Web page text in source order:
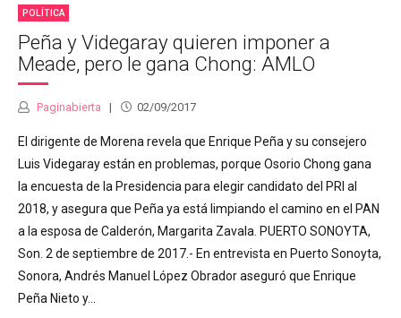
POLÍTICA
Peña y Videgaray quieren imponer a
Meade, pero le gana Chong: AMLO
Paginabierta 02/09/2017
El dirigente de Morena revela que Enrique Peña y su consejero
Luis Videgaray están en problemas, porque Osorio Chong gana
la encuesta de la Presidencia para elegir candidato del PRI al
2018, y asegura que Peña ya está limpiando el camino en el PAN
a la esposa de Calderón, Margarita Zavala. PUERTO SONOYTA,
Son. 2 de septiembre de 2017.- En entrevista en Puerto Sonoyta,
Sonora, Andrés Manuel López Obrador aseguró que Enrique
Peña Nieto y...